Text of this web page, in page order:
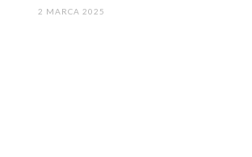
2 MARCA 2025